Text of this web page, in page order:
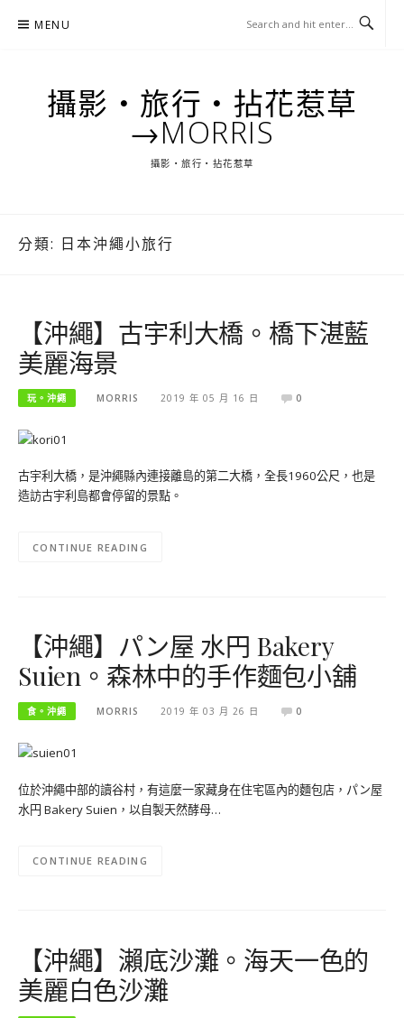
MENU
攝影‧旅行‧拈花惹草
→MORRIS
攝影‧旅行‧拈花惹草
分類: 日本沖繩小旅行
【沖繩】古宇利大橋。橋下湛藍
美麗海景
玩。沖繩 MORRIS 2019 年 05 月 16 日 0
古宇利大橋，是沖繩縣內連接離島的第二大橋，全長1960公尺，也是
造訪古宇利島都會停留的景點。
CONTINUE READING
【沖繩】パン屋 水円 Bakery
Suien。森林中的手作麵包小舖
食。沖繩 MORRIS 2019 年 03 月 26 日 0
位於沖繩中部的讀谷村，有這麼一家藏身在住宅區內的麵包店，パン屋
水円 Bakery Suien，以自製天然酵母…
CONTINUE READING
【沖繩】瀨底沙灘。海天一色的
美麗白色沙灘